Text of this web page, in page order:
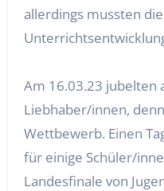
allerdings mussten
Am 16.03.23 jubelten
Liebhaber/innen,
Wettbewerb. Einen
für einige Schüler/
Landesfinale von